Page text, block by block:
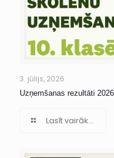
3. jūlijs, 2026
Uzņemšanas rezultāti
Lasīt vairāk...